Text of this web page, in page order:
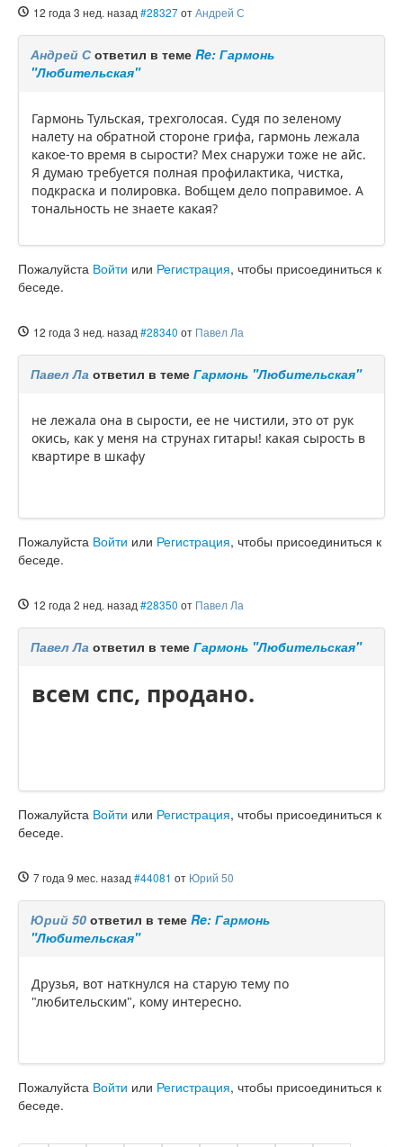
12 года 3 нед. назад #28327отАндрей С
Андрей С ответил в теме Re: Гармонь
"Любительская"
Гармонь Тульская, трехголосая. Судя по зеленому
налету на обратной стороне грифа, гармонь лежала
какое-то время в сырости? Мех снаружи тоже не айс.
Я думаю требуется полная профилактика, чистка,
подкраска и полировка. Вобщем дело поправимое. А
тональность не знаете какая?
Пожалуйста Войти или Регистрация, чтобы присоединиться к
беседе.
12 года 3 нед. назад #28340 от Павел Ла
Павел Ла ответил в теме Гармонь "Любительская"
не лежала она в сырости, ее не чистили, это от рук
окись, как у меня на струнах гитары! какая сырость в
квартире в шкафу
Пожалуйста Войти или Регистрация, чтобы присоединиться к
беседе.
12 года 2 нед. назад #28350 от Павел Ла
Павел Ла ответил в теме Гармонь "Любительская"
всем спс, продано.
Пожалуйста Войти или Регистрация, чтобы присоединиться к
беседе.
7 года 9 мес. назад #44081 от Юрий 50
Юрий 50 ответил в теме Re: Гармонь
"Любительская"
Друзья, вот наткнулся на старую тему по
"любительским", кому интересно.
Пожалуйста Войти или Регистрация, чтобы присоединиться к
беседе.